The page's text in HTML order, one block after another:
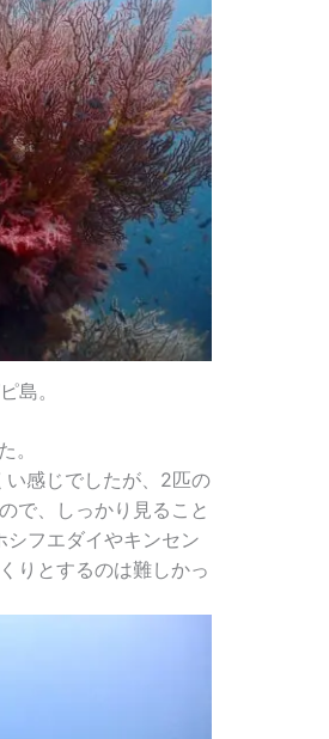
島。
。
い感じでしたが、2匹の
で、しっかり見ること
フエダイやキンセン
りとするのは難しかっ